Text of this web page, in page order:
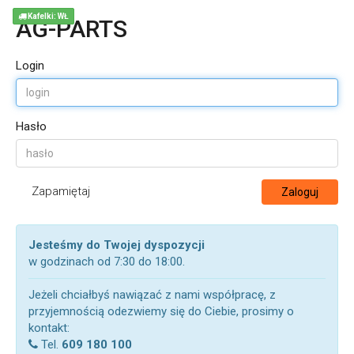
AG-PARTS
Login
Hasło
Zapamiętaj Zaloguj
Jesteśmy do Twojej dyspozycji
w godzinach od 7:30 do 18:00.
Jeżeli chciałbyś nawiązać z nami współpracę, z
przyjemnością odezwiemy się do Ciebie, prosimy o
kontakt:
Tel. 609 180 100
Kafelki: WŁ